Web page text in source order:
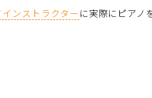
ンストラクター に実際にピアノ